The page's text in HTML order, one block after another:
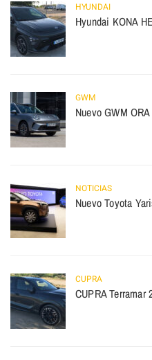
HYUNDAI
Hyundai KONA
GWM
Nuevo GWM
NOTICIAS
Nuevo Toyota
CUPRA
CUPRA Terramar